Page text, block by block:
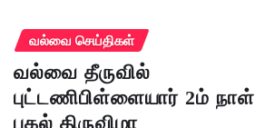
வல்வை செய்திகள்
வல்வை தீருவில்
புட்டணிபிள்ளையார் 2ம் நாள்
பகல் திருவிழா